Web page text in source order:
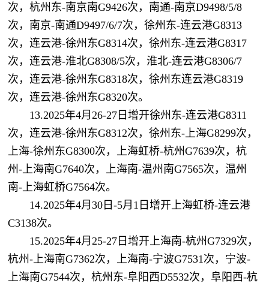
次，杭州东-南京南G9426次，南通-南京D9498/5/8
次，南京-南通D9497/6/7次，徐州东-连云港G8313
次，连云港-徐州东G8314次，徐州东-连云港G8317
次，连云港-淮北G8308/5次，淮北-连云港G8306/7
次，连云港-徐州东G8318次，徐州东连云港G8319
次，连云港-徐州东G8320次。
13.2025年4月26-27日增开徐州东-连云港G8311
次，连云港-徐州东G8312次，徐州东-上海G8299次，
上海-徐州东G8300次，上海虹桥-杭州G7639次，杭
州-上海南G7640次，上海南-温州南G7565次，温州
南-上海虹桥G7564次。
14.2025年4月30日-5月1日增开上海虹桥-连云港
C3138次。
15.2025年4月25-27日增开上海南-杭州G7329次，
杭州-上海南G7362次，上海南-宁波G7531次，宁波-
上海南G7544次，杭州东-阜阳西D5532次，阜阳西-杭